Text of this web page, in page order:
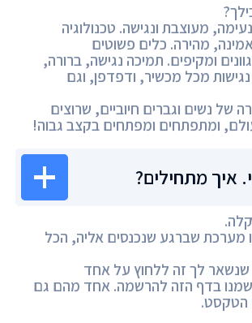
מעוצבת ונגישה. טכנולוגיה
מהירה. כלים פשוטים
ומקיפים. תמיכה נגישה, ברורה,
נגישות מכל מכשיר, ודפדפן, וגם
של נשים וגברים חיוביים, שרוצים
ומתפתחים ומפתחים בקצב גבוה!
איך מתחילים?
מערכת שברגע שנכנסים אליה, הכל
לך זה ללחוץ על אחד
בדף הזה להרשמה. אחד מהם גם
הטקסט.